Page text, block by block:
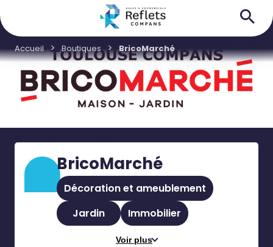
Accueil Boutiques BricoMarché
BricoMarché
Décoration et ameublement
Jardin
Immobilier
Voir plus